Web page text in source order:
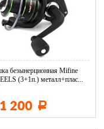
безынерционная Mifine
(3+1п.) металл+плас...
200 Р